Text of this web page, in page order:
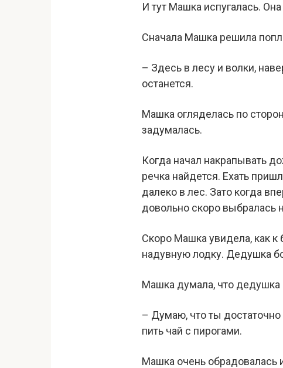
И тут Машка испугалась.
Сначала Машка решила
– Здесь в лесу и волки,
останется.
Машка огляделась по
задумалась.
Когда начал накрапывать
речка найдется. Ехать
далеко в лес. Зато когда
довольно скоро выбралась
Скоро Машка увидела, как
надувную лодку. Дедушка
Машка думала, что дедушка
– Думаю, что ты достаточно
пить чай с пирогами.
Машка очень обрадовалась